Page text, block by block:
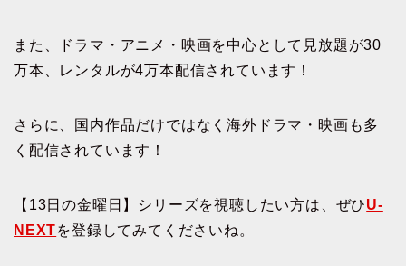
また、ドラマ・アニメ・映画を中心として見放題が30
万本、レンタルが4万本配信されています！
さらに、国内作品だけではなく海外ドラマ・映画も多
く配信されています！
【13日の金曜日】シリーズを視聴したい方は、ぜひU-
NEXTを登録してみてくださいね。